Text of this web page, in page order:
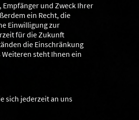
und Zweck Ihrer
ein Recht, die
Einwilligung zur
für die Zukunft
die Einschränkung
steht Ihnen ein
sich jederzeit an uns